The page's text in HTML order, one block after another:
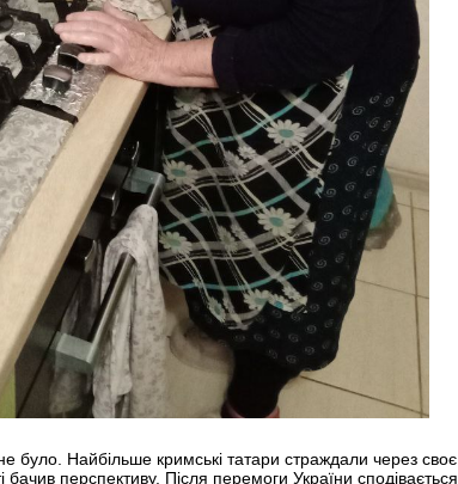
було. Найбільше кримські татари страждали через своє
перспективу. Після перемоги України сподівається